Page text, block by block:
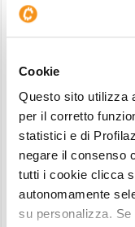
Cookie
Questo sito utilizza
per il corretto
statistici e di
negare il consenso
tutti i cookie clicca
autonomamente
su personalizza.
una sorta di
blockchain
. Al
ultimi tempi un
Interoperabilità
È un altro dei
Chaine di
Questo perché
Cronos Ethereum